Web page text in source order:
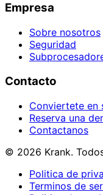
Empresa
Sobre nosotros
Seguridad
Contacto
Conviertete en
Reserva una
Contactanos
© 2026 Krank.
Politica de
Terminos de